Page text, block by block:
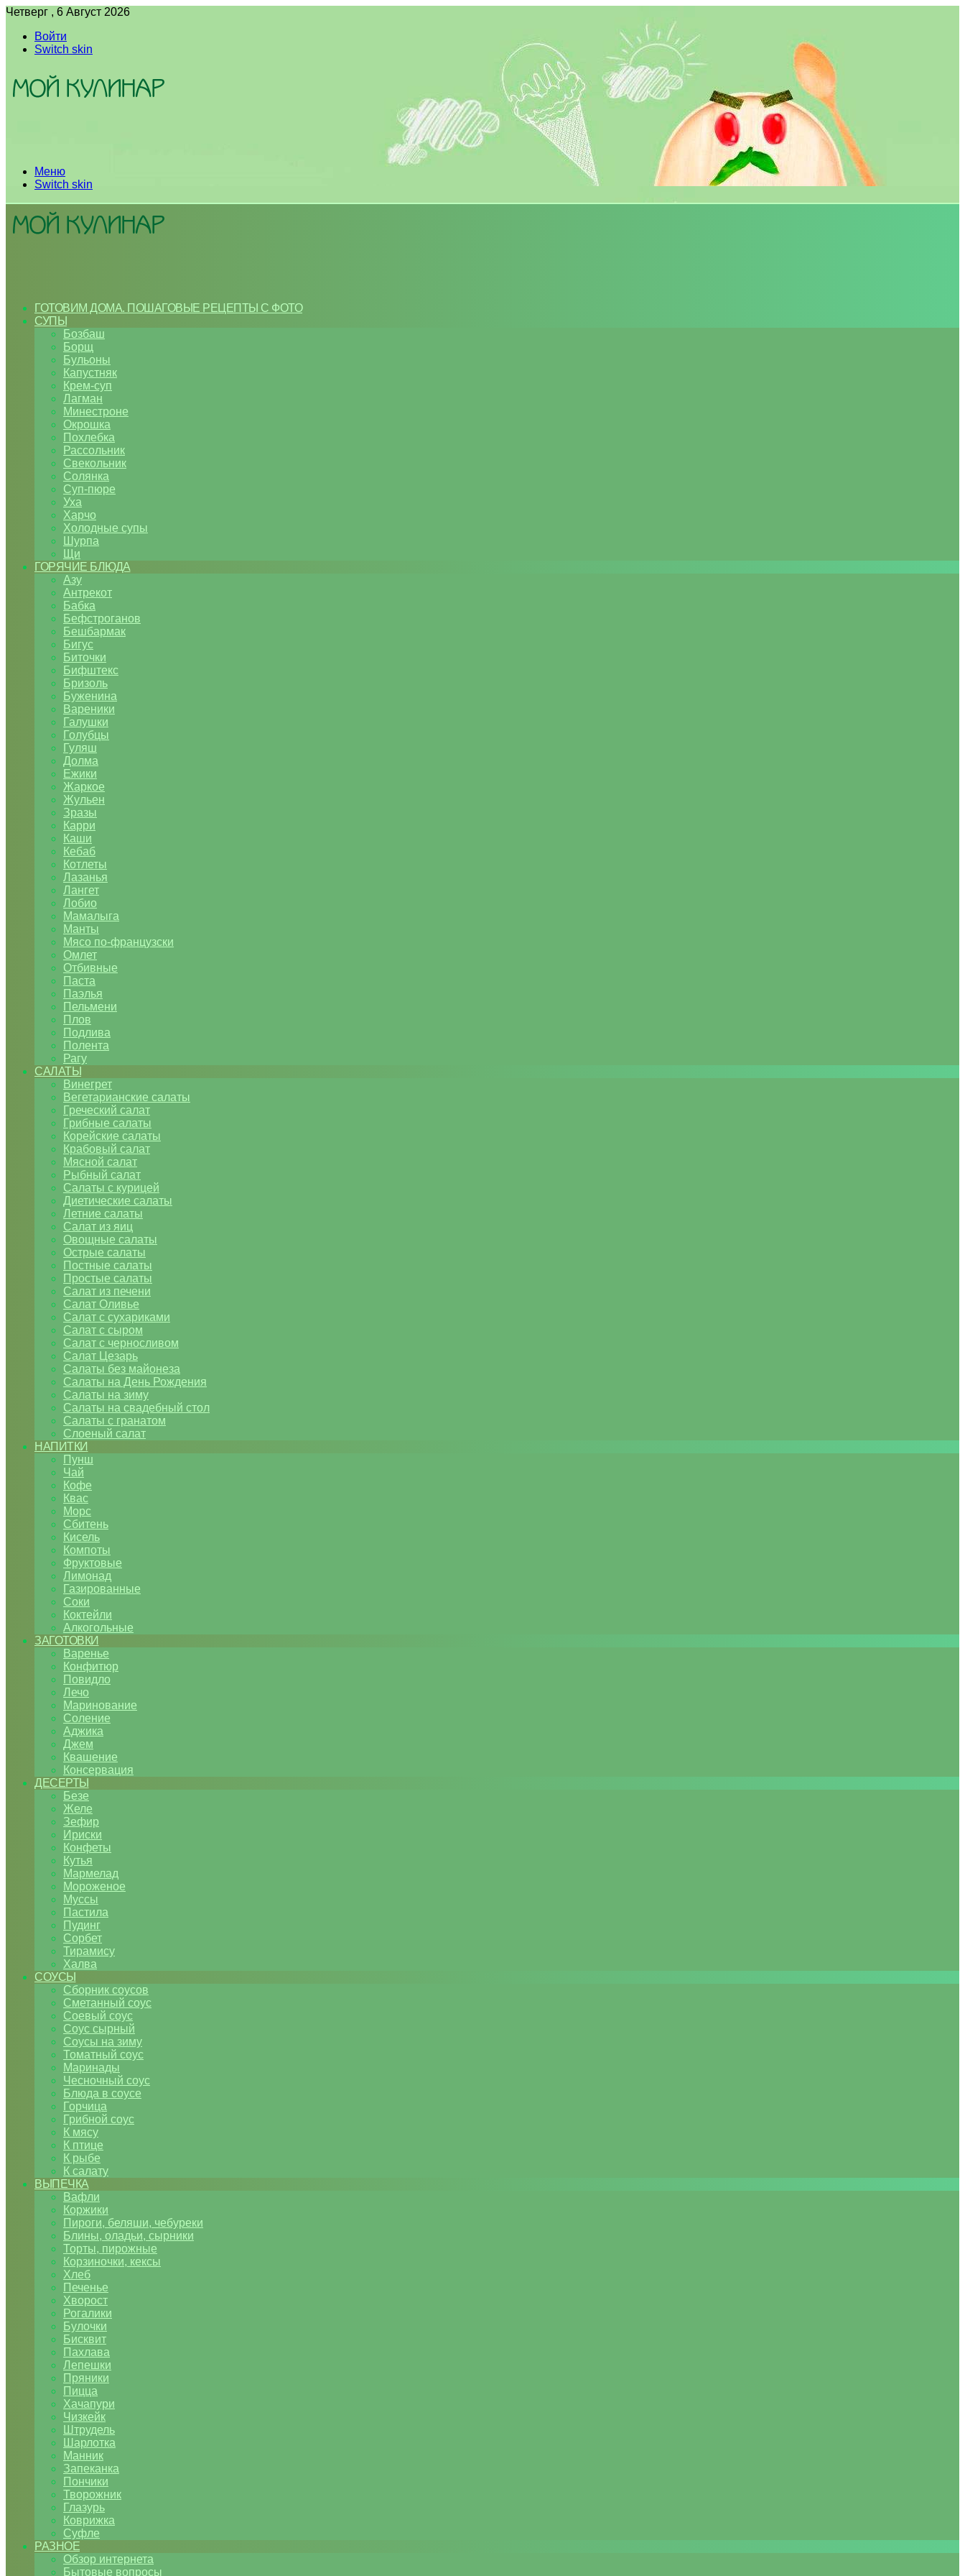
Четверг , 6 Август 2026
Войти
Switch skin
Меню
Switch skin
ГОТОВИМ ДОМА. ПОШАГОВЫЕ РЕЦЕПТЫ С ФОТО
СУПЫ
Бозбаш
Борщ
Бульоны
Капустняк
Крем-суп
Лагман
Минестроне
Окрошка
Похлебка
Рассольник
Свекольник
Солянка
Суп-пюре
Уха
Харчо
Холодные супы
Шурпа
Щи
ГОРЯЧИЕ БЛЮДА
Азу
Антрекот
Бабка
Бефстроганов
Бешбармак
Бигус
Биточки
Бифштекс
Бризоль
Буженина
Вареники
Галушки
Голубцы
Гуляш
Долма
Ежики
Жаркое
Жульен
Зразы
Карри
Каши
Кебаб
Котлеты
Лазанья
Лангет
Лобио
Мамалыга
Манты
Мясо по-французски
Омлет
Отбивные
Паста
Паэлья
Пельмени
Плов
Подлива
Полента
Рагу
САЛАТЫ
Винегрет
Вегетарианские салаты
Греческий салат
Грибные салаты
Корейские салаты
Крабовый салат
Мясной салат
Рыбный салат
Салаты с курицей
Диетические салаты
Летние салаты
Салат из яиц
Овощные салаты
Острые салаты
Постные салаты
Простые салаты
Салат из печени
Салат Оливье
Салат с сухариками
Салат с сыром
Салат с черносливом
Салат Цезарь
Салаты без майонеза
Салаты на День Рождения
Салаты на зиму
Салаты на свадебный стол
Салаты с гранатом
Слоеный салат
НАПИТКИ
Пунш
Чай
Кофе
Квас
Морс
Сбитень
Кисель
Компоты
Фруктовые
Лимонад
Газированные
Соки
Коктейли
Алкогольные
ЗАГОТОВКИ
Варенье
Конфитюр
Повидло
Лечо
Маринование
Соление
Аджика
Джем
Квашение
Консервация
ДЕСЕРТЫ
Безе
Желе
Зефир
Ириски
Конфеты
Кутья
Мармелад
Мороженое
Муссы
Пастила
Пудинг
Сорбет
Тирамису
Халва
СОУСЫ
Сборник соусов
Сметанный соус
Соевый соус
Соус сырный
Соусы на зиму
Томатный соус
Маринады
Чесночный соус
Блюда в соусе
Горчица
Грибной соус
К мясу
К птице
К рыбе
К салату
ВЫПЕЧКА
Вафли
Коржики
Пироги, беляши, чебуреки
Блины, оладьи, сырники
Торты, пирожные
Корзиночки, кексы
Хлеб
Печенье
Хворост
Рогалики
Булочки
Бисквит
Пахлава
Лепешки
Пряники
Пицца
Хачапури
Чизкейк
Штрудель
Шарлотка
Манник
Запеканка
Пончики
Творожник
Глазурь
Коврижка
Суфле
РАЗНОЕ
Обзор интернета
Бытовые вопросы